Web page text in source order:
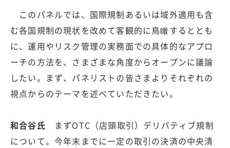
このパネルでは、国際規制あるいは域外適用も含
む各国規制の現状を改めて客観的に鳥瞰するととも
に、運用やリスク管理の実務面での具体的なアプロ
ーチの方法を、さまざまな角度からオープンに議論
したい。まず、パネリストの皆さまよりそれぞれの
視点からのテーマを述べていただきたい。
和合谷氏
まずOTC（店頭取引）デリバティブ規制
について。今年末までに一定の取引の決済の中央清